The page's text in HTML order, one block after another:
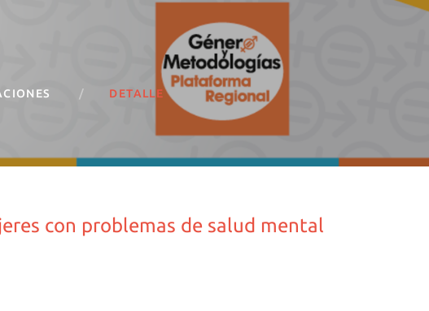
DETALLE
con problemas de salud mental